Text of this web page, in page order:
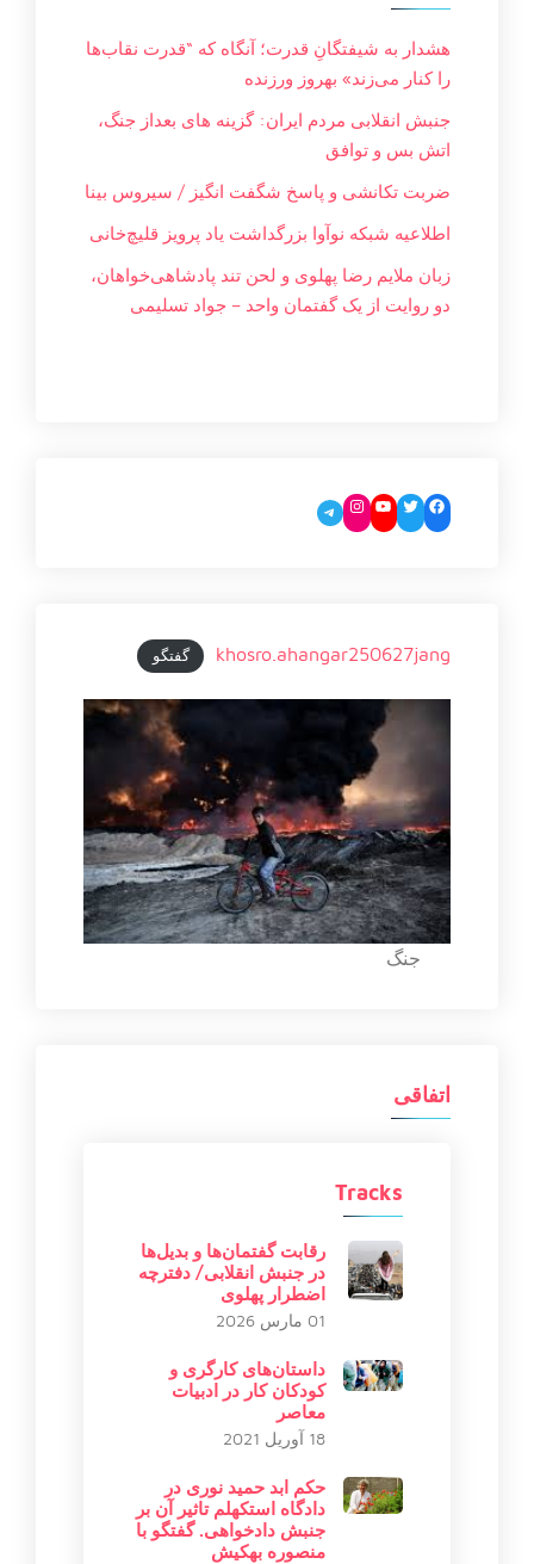
هشدار به شیفتگانِ قدرت؛ آنگاه که “قدرت نقاب‌ها
را کنار می‌زند» بهروز ورزنده
جنبش انقلابی مردم ایران: گزینه های بعداز جنگ،
اتش بس و توافق
ضربت تکانشی و پاسخ شگفت انگیز / سیروس بینا
اطلاعیه شبکه نوآوا بزرگداشت یاد پرویز قلیچ‌خانی
زبان ملایم‌ رضا پهلوی و لحن تند پادشاهی‌خواهان،
دو روایت از یک گفتمان واحد – جواد تسليمی
Facebook
Twitter
YouTube
Instagram
Telegram
khosro.ahangar250627jang گفتگو
جنگ
اتفاقی
Tracks
رقابت گفتمان‌ها و بدیل‌ها
در جنبش انقلابی/ دفترچه
اضطرار پهلوی
01 مارس 2026
داستان‌های کارگری و
کودکان کار در ادبیات
معاصر
18 آوریل 2021
حکم ابد حمید نوری در
دادگاه استکهلم تاثیر آن بر
جنبش دادخواهی. گفتگو با
منصوره بهکیش